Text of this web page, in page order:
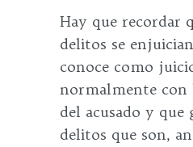
Hay que recordar
delitos se
conoce como
normalmente con
del acusado y que
delitos que son,